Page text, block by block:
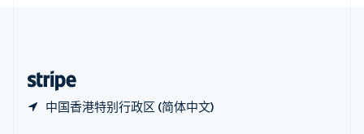
中国香港特别行政区 (简体中文)